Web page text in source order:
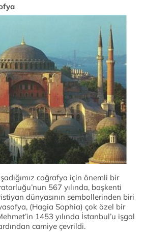
coğrafya için önemli bir
567 yılında, başkenti
dünyasının sembollerinden biri
(Hagia Sophia) çok özel bir
1453 yılında İstanbul’u işgal
camiye çevrildi.